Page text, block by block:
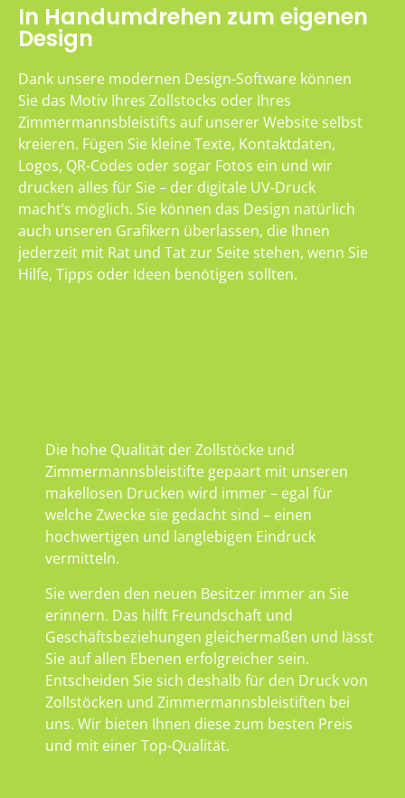
In Handumdrehen zum eigenen
Design
Dank unsere modernen Design-Software können
Sie das Motiv Ihres Zollstocks oder Ihres
Zimmermannsbleistifts auf unserer Website selbst
kreieren. Fügen Sie kleine Texte, Kontaktdaten,
Logos, QR-Codes oder sogar Fotos ein und wir
drucken alles für Sie – der digitale UV-Druck
macht’s möglich. Sie können das Design natürlich
auch unseren Grafikern überlassen, die Ihnen
jederzeit mit Rat und Tat zur Seite stehen, wenn Sie
Hilfe, Tipps oder Ideen benötigen sollten.
Die hohe Qualität der Zollstöcke und
Zimmermannsbleistifte gepaart mit unseren
makellosen Drucken wird immer – egal für
welche Zwecke sie gedacht sind – einen
hochwertigen und langlebigen Eindruck
vermitteln.
Sie werden den neuen Besitzer immer an Sie
erinnern. Das hilft Freundschaft und
Geschäftsbeziehungen gleichermaßen und lässt
Sie auf allen Ebenen erfolgreicher sein.
Entscheiden Sie sich deshalb für den Druck von
Zollstöcken und Zimmermannsbleistiften bei
uns. Wir bieten Ihnen diese zum besten Preis
und mit einer Top-Qualität.